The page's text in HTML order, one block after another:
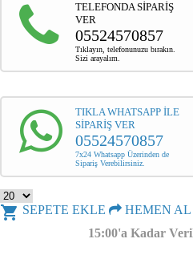
TELEFONDA SİPARİŞ
VER
05524570857
Tıklayın, telefonunuzu bırakın.
Sizi arayalım.
TIKLA WHATSAPP İLE
SİPARİŞ VER
05524570857
7x24 Whatsapp Üzerinden de
Sipariş Verebilirsiniz.
shopping_cart SEPETE EKLE
HEMEN AL
15:00'a Kadar